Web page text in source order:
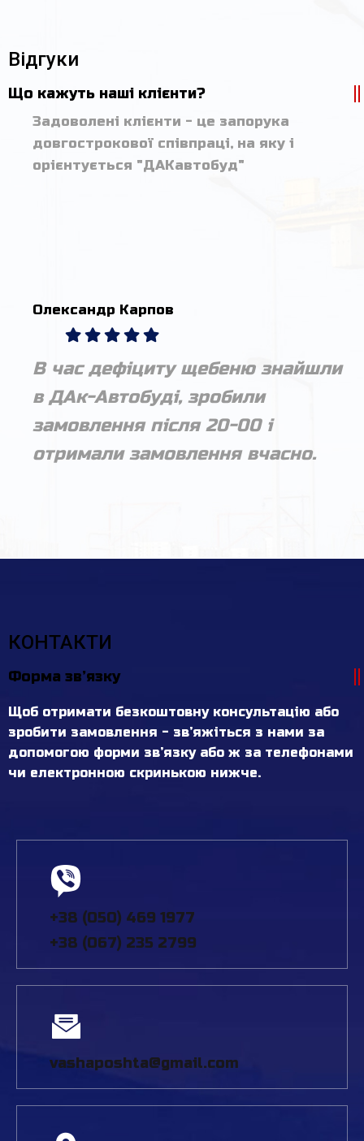
Що кажуть наші клієнти?
Відгуки
Задоволені клієнти - це запорука
довгострокової співпраці, на яку і
орієнтується "ДАКавтобуд"
Олександр Карпов
В час дефіциту щебеню знайшли
в ДАк-Автобуді, зробили
замовлення після 20-00 і
отримали замовлення вчасно.
Форма зв’язку
КОНТАКТИ
Щоб отримати безкоштовну консультацію або
зробити замовлення - зв’яжіться з нами за
допомогою форми зв’язку або ж за телефонами
чи електронною скринькою нижче.
+38 (050) 469 1977
+38 (067) 235 2799
vashaposhta@gmail.com